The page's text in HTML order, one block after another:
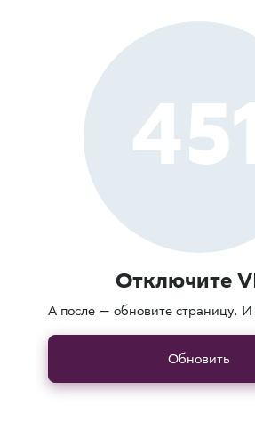
Отключите
А после — обновите страницу. И
Обновить